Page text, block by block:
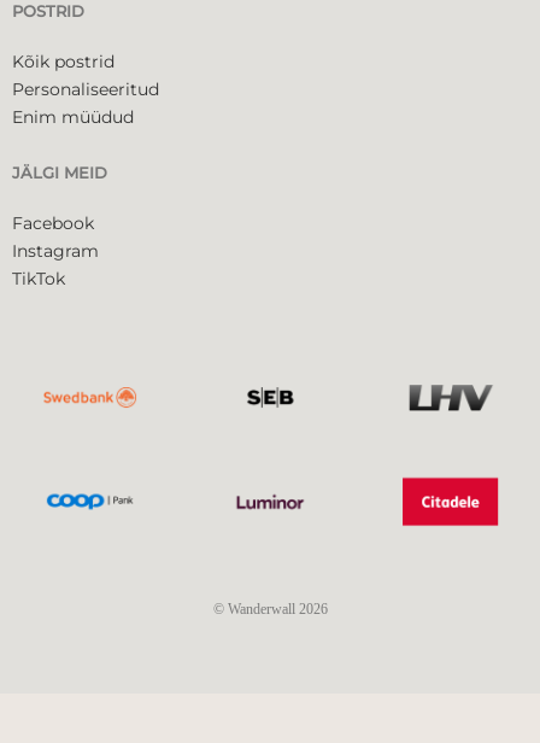
POSTRID
Kõik postrid
Personaliseeritud
Enim müüdud
JÄLGI MEID
Facebook
Instagram
TikTok
© Wanderwall 2026